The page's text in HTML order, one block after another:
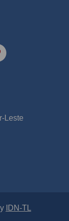
Leste
IDN-TL